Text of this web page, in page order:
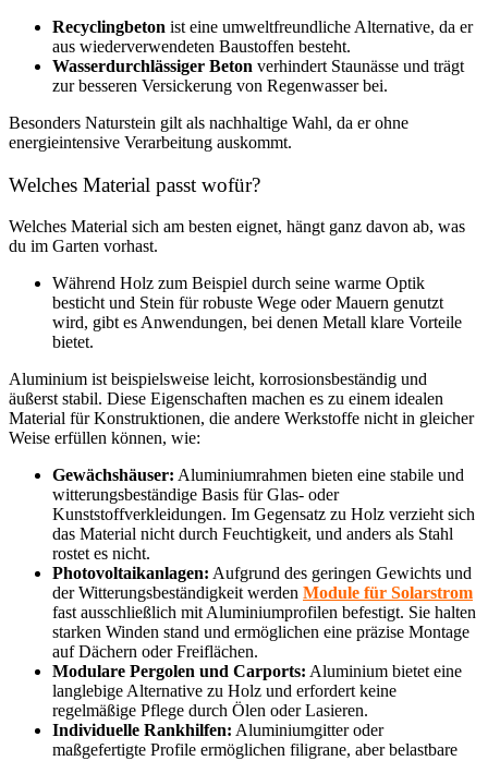
Recyclingbeton ist eine umweltfreundliche Alternative, da er
aus wiederverwendeten Baustoffen besteht.
Wasserdurchlässiger Beton verhindert Staunässe und trägt
zur besseren Versickerung von Regenwasser bei.
Besonders Naturstein gilt als nachhaltige Wahl, da er ohne
energieintensive Verarbeitung auskommt.
Welches Material passt wofür?
Welches Material sich am besten eignet, hängt ganz davon ab, was
du im Garten vorhast.
Während Holz zum Beispiel durch seine warme Optik
besticht und Stein für robuste Wege oder Mauern genutzt
wird, gibt es Anwendungen, bei denen Metall klare Vorteile
bietet.
Aluminium ist beispielsweise leicht, korrosionsbeständig und
äußerst stabil. Diese Eigenschaften machen es zu einem idealen
Material für Konstruktionen, die andere Werkstoffe nicht in gleicher
Weise erfüllen können, wie:
Gewächshäuser: Aluminiumrahmen bieten eine stabile und
witterungsbeständige Basis für Glas- oder
Kunststoffverkleidungen. Im Gegensatz zu Holz verzieht sich
das Material nicht durch Feuchtigkeit, und anders als Stahl
rostet es nicht.
Photovoltaikanlagen: Aufgrund des geringen Gewichts und
der Witterungsbeständigkeit werden Module für Solarstrom
fast ausschließlich mit Aluminiumprofilen befestigt. Sie halten
starken Winden stand und ermöglichen eine präzise Montage
auf Dächern oder Freiflächen.
Modulare Pergolen und Carports: Aluminium bietet eine
langlebige Alternative zu Holz und erfordert keine
regelmäßige Pflege durch Ölen oder Lasieren.
Individuelle Rankhilfen: Aluminiumgitter oder
maßgefertigte Profile ermöglichen filigrane, aber belastbare